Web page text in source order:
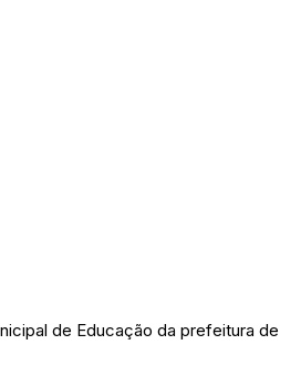
de Educação da prefeitura de